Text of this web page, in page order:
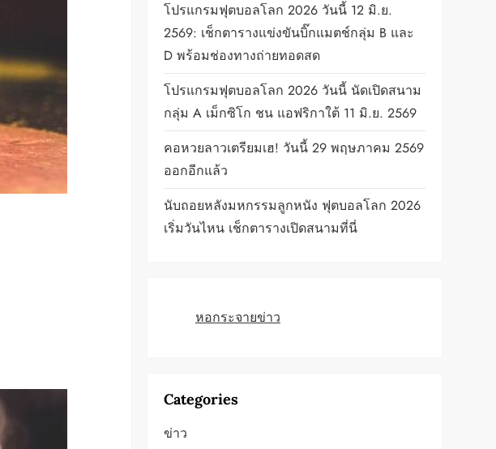
โปรแกรมฟุตบอลโลก 2026 วันนี้ 12 มิ.ย.
2569: เช็กตารางแข่งขันบิ๊กแมตช์กลุ่ม B และ
D พร้อมช่องทางถ่ายทอดสด
โปรแกรมฟุตบอลโลก 2026 วันนี้ นัดเปิดสนาม
กลุ่ม A เม็กซิโก ชน แอฟริกาใต้ 11 มิ.ย. 2569
คอหวยลาวเตรียมเฮ! วันนี้ 29 พฤษภาคม 2569
ออกอีกแล้ว
นับถอยหลังมหกรรมลูกหนัง ฟุตบอลโลก 2026
เริ่มวันไหน เช็กตารางเปิดสนามที่นี่
หอกระจายข่าว
Categories
ข่าว